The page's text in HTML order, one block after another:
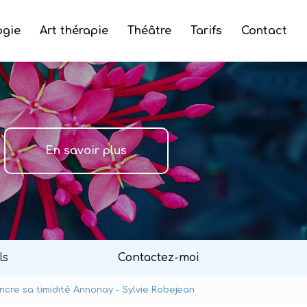
Art thérapie Théâtre Tarifs Contact
En savoir plus
Contactez-moi
sa timidité Annonay - Sylvie Robejean